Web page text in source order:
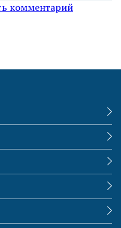
комментарий